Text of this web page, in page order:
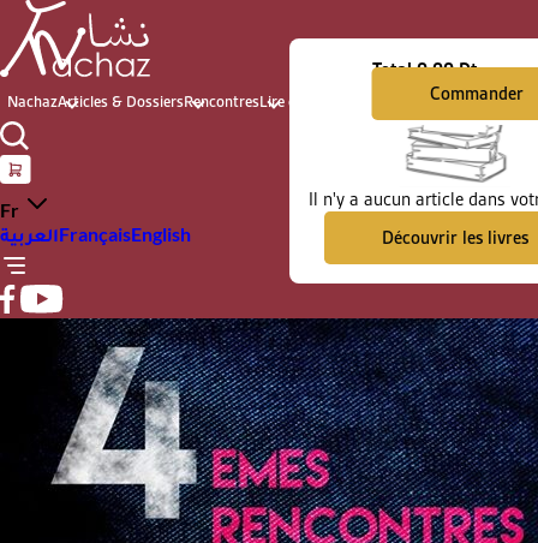
NachazArticles & DossiersRencontresLire et voir Archives du présent
Il n'y a aucun article dans
Découvrir les livres
Total 0.00 Dt
Commander
Fr
العربيةFrançaisEnglish